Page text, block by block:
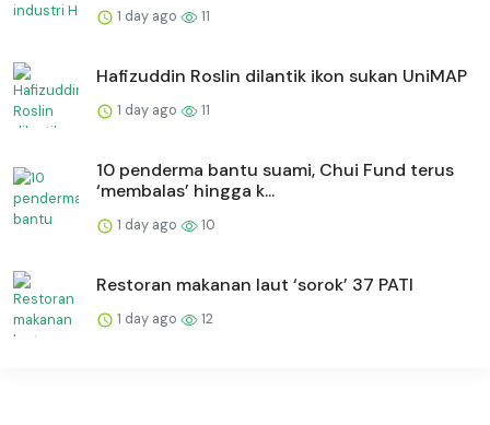
1 day ago 11
Hafizuddin Roslin dilantik ikon sukan UniMAP
1 day ago 11
10 penderma bantu suami, Chui Fund terus
‘membalas’ hingga k...
1 day ago 10
Restoran makanan laut ‘sorok’ 37 PATI
1 day ago 12